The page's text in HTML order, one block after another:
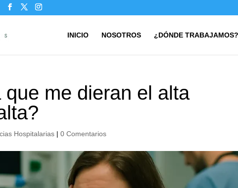
INICIO NOSOTROS ¿DÓNDE TRABAJAMOS?
me dieran el alta
Hospitalarias |0 Comentarios